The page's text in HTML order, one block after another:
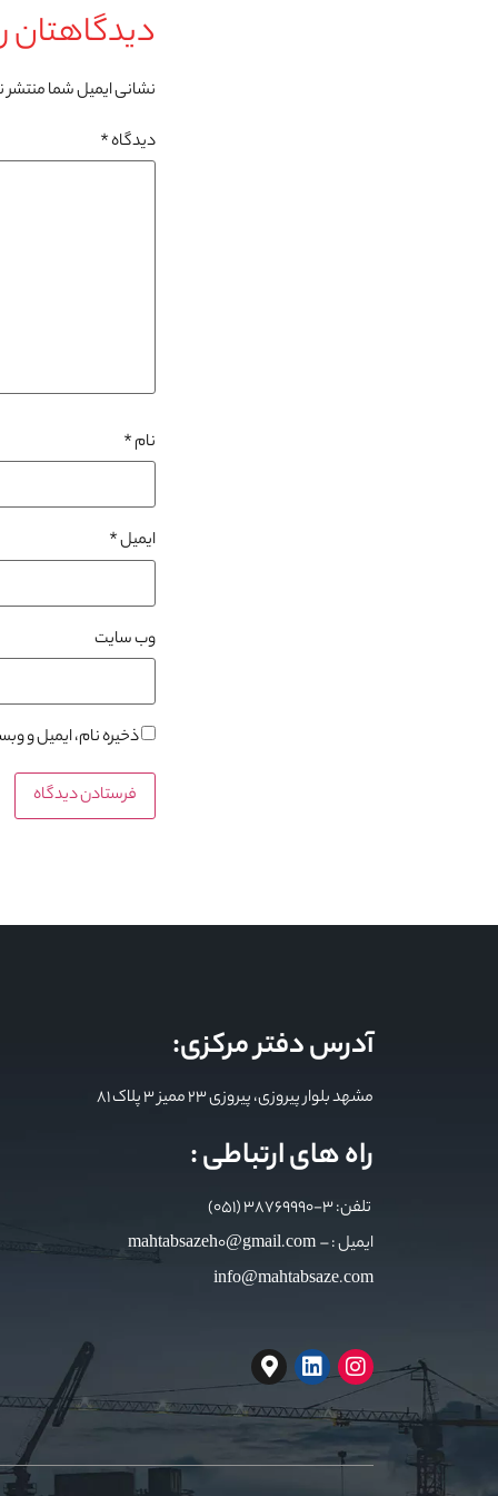
دیدگاهتان
نشانی ایمیل شما
دیدگاه*
نام*
ایمیل*
وب‌ سایت
ذخیره نام، ایمیل و
آدرس دفتر مرکزی:
مشهد بلوار پیروزی، پیروزی 23 ممیز 3 پلاک 81
راه های ارتباطی :
تلفن: 3-38769990 (051)
ایمیل : mahtabsazeh0@gmail.com –
info@mahtabsaze.com